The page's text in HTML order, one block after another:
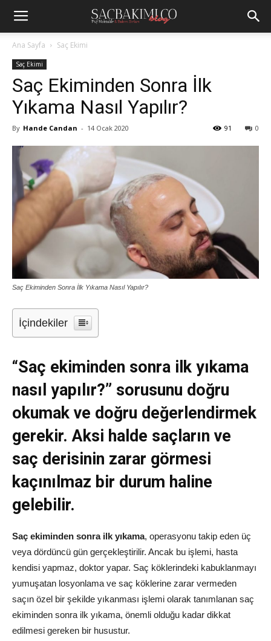
Ana Sayfa Saç Ekimi
Saç Ekimi
Saç Ekiminden Sonra İlk
Yıkama Nasıl Yapılır?
By Hande Candan - 14 Ocak 2020 0
91
Saç Ekiminden Sonra İlk Yıkama Nasıl Yapılır?
İçindekiler
“Saç ekiminden sonra ilk yıkama
nasıl yapılır?” sorusunu doğru
okumak ve doğru değerlendirmek
gerekir. Aksi halde saçların ve
saç derisinin zarar görmesi
kaçınılmaz bir durum haline
gelebilir.
Saç ekiminden sonra ilk yıkama, operasyonu takip eden üç
veya dördüncü gün gerçekleştirilir. Ancak bu işlemi, hasta
kendisi yapmaz, doktor yapar. Saç köklerindeki kabuklanmayı
yumuşatan losyonlama ve saç köklerine zarar vermeden
saçın özel bir şekilde yıkanması işlemi olarak tanımlanan saç
ekiminden sonra ilk yıkama, önemli olduğu kadar dikkat
edilmesi gereken bir husustur.